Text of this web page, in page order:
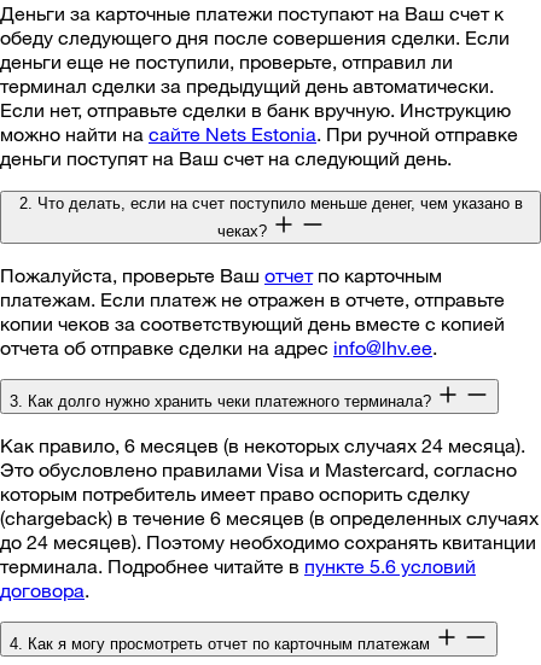
Деньги за карточные платежи поступают на Ваш счет к
обеду следующего дня после совершения сделки. Если
деньги еще не поступили, проверьте, отправил ли
терминал сделки за предыдущий день автоматически.
Если нет, отправьте сделки в банк вручную. Инструкцию
можно найти на сайте Nets Estonia. При ручной отправке
деньги поступят на Ваш счет на следующий день.
2. Что делать, если на счет поступило меньше денег, чем указано в
чеках?
Пожалуйста, проверьте Ваш отчетпо карточным
платежам. Если платеж не отражен в отчете, отправьте
копии чеков за соответствующий день вместе с копией
отчета об отправке сделки на адрес info@lhv.ee.
3. Как долго нужно хранить чеки платежного терминала?
Как правило, 6 месяцев (в некоторых случаях 24 месяца).
Это обусловлено правилами Visa и Mastercard, согласно
которым потребитель имеет право оспорить сделку
(chargeback) в течение 6 месяцев (в определенных случаях
до 24 месяцев). Поэтому необходимо сохранять квитанции
терминала. Подробнее читайте в пункте 5.6 условий
договора.
4. Как я могу просмотреть отчет по карточным платежам